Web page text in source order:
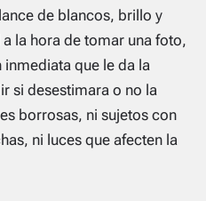
de blancos, brillo y
la hora de tomar una foto,
que le da la
si desestimara o no la
borrosas, ni sujetos con
ni luces que afecten la